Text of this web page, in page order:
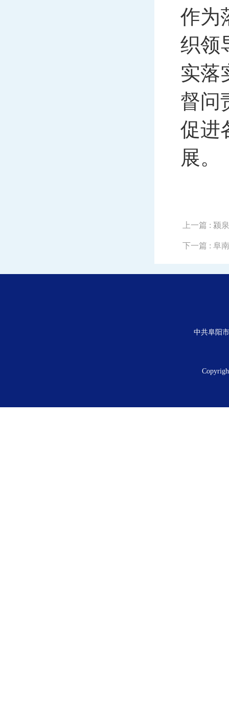
作为
织领
实落
督问
促进
展。
上一篇 : 颍
下一篇 : 阜
中共阜阳